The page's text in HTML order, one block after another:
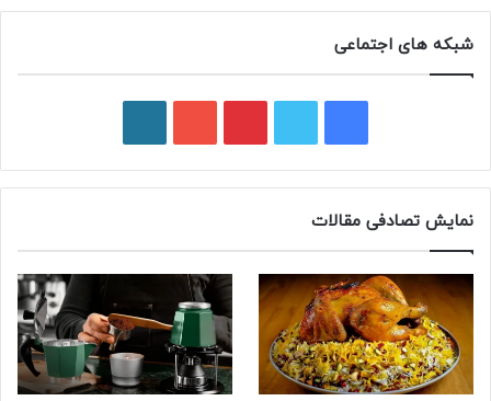
شبکه های اجتماعی
نمایش تصادفی مقالات